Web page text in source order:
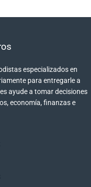
especializados en
para entregarle a
ayude a tomar decisiones
economía, finanzas e